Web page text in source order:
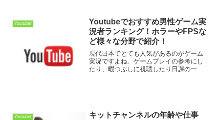
ついてはかなり参考になる点が多いのか
と思います。私が橋...
Youtuber
Youtubeでおすすめ男性ゲーム実
況者ランキング！ホラーやFPSな
ど様々な分野で紹介！
現代日本でとても人気があるのがゲーム
実況ですよね。ゲームプレイの参考にし
たり、暇つぶしに視聴したり日課の一つ
Youtuber
キットチャンネルの年齢や仕事